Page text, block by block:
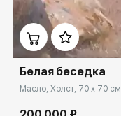
Домен:
Белая беседка
Масло, Холст, 70 x 70 см